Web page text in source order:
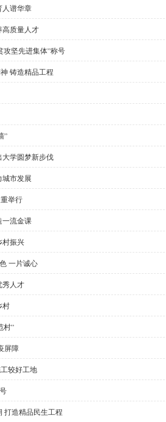
人谱华章
高质量人才
攻坚先进集体”称号
铸造精品工程
”
学圆梦新步伐
市发展
举行
一流金课
村振兴
一片诚心
秀人才
村
村”
屏障
较好工地
打造精品民生工程